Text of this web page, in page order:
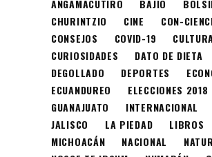
ANGAMACUTIRO BAJÍO
CHURINTZIO
CINE
CON-
CONSEJOS
COVID-19
CURIOSIDADES
DATO DE DIETA
DEGOLLADO
DEPORTES
ECUANDUREO
ELECCIONES 2018
GUANAJUATO
INTERNACIONAL
JALISCO
LA PIEDAD
LIBROS
MICHOACÁN
NACIONAL